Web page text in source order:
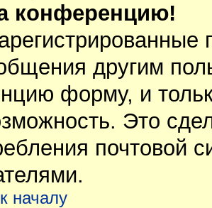
конференцию!
другим
форму, и
Это
почтовой
началу